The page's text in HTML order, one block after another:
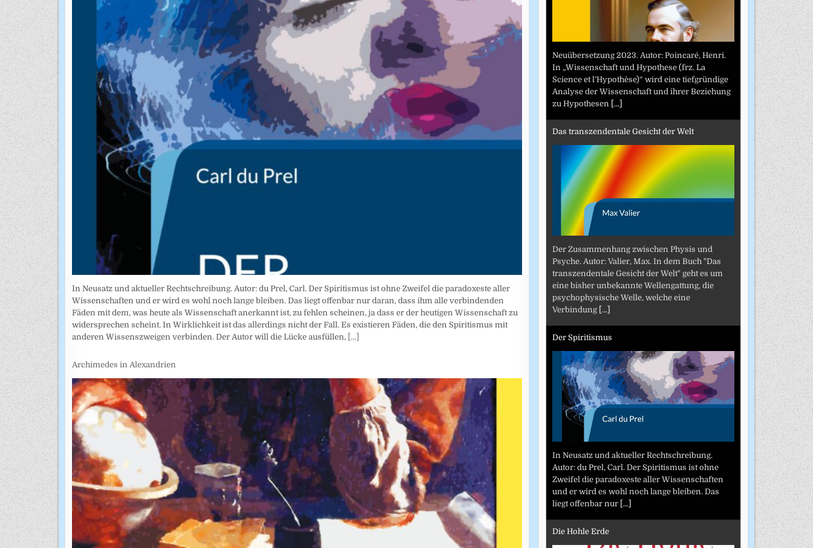
In Neusatz und aktueller Rechtschreibung. Autor: du Prel, Carl. Der Spiritismus ist ohne Zweifel die paradoxeste aller
Wissenschaften und er wird es wohl noch lange bleiben. Das liegt offenbar nur daran, dass ihm alle verbindenden
Fäden mit dem, was heute als Wissenschaft anerkannt ist, zu fehlen scheinen, ja dass er der heutigen Wissenschaft zu
widersprechen scheint. In Wirklichkeit ist das allerdings nicht der Fall. Es existieren Fäden, die den Spiritismus mit
anderen Wissenszweigen verbinden. Der Autor will die Lücke ausfüllen, [...]
Archimedes in Alexandrien
Neuübersetzung 2023. Autor: Poincaré, Henri.
In „Wissenschaft und Hypothese (frz. La
Science et l’Hypothèse)“ wird eine tiefgründige
Analyse der Wissenschaft und ihrer Beziehung
zu Hypothesen [...]
Das transzendentale Gesicht der Welt
Der Zusammenhang zwischen Physis und
Psyche. Autor: Valier, Max. In dem Buch "Das
transzendentale Gesicht der Welt" geht es um
eine bisher unbekannte Wellengattung, die
psychophysische Welle, welche eine
Verbindung [...]
Der Spiritismus
In Neusatz und aktueller Rechtschreibung.
Autor: du Prel, Carl. Der Spiritismus ist ohne
Zweifel die paradoxeste aller Wissenschaften
und er wird es wohl noch lange bleiben. Das
liegt offenbar nur [...]
Die Hohle Erde